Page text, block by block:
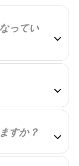
ってい
にご満足いただ
満足いただけ
せください。お
発送できるよう
しましたら、
ます。配送にか
すか？
います。高品